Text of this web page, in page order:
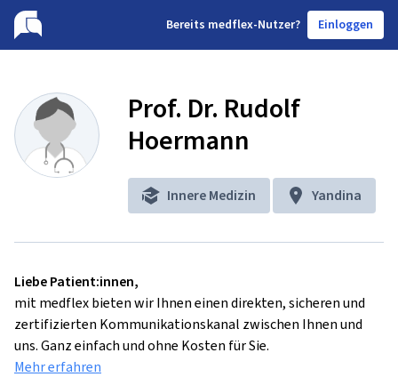
Bereits medflex-Nutzer? Einloggen
Prof. Dr. Rudolf
Hoermann
Innere Medizin Yandina
Liebe Patient:innen,
mit medflex bieten wir Ihnen einen direkten, sicheren und
zertifizierten Kommunikationskanal zwischen Ihnen und
uns. Ganz einfach und ohne Kosten für Sie.
Mehr erfahren